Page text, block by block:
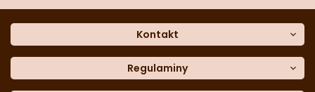
Kontakt
Dane kontaktowe
Często zadawane pytania
Regulaminy